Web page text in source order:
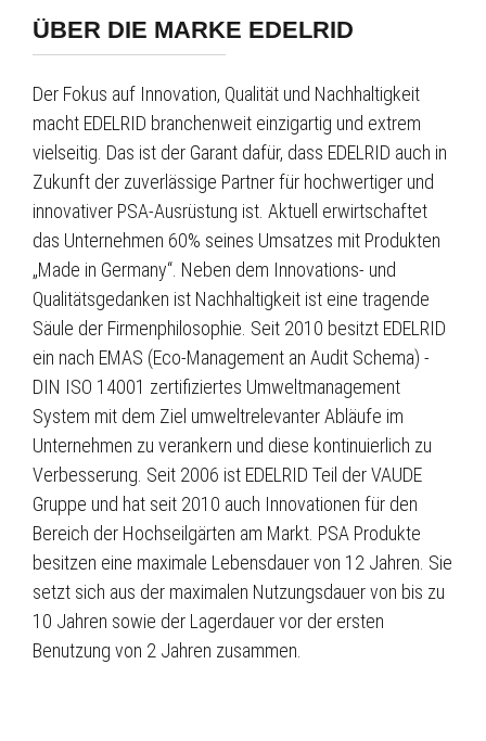
ÜBER DIE MARKE EDELRID
Der Fokus auf Innovation, Qualität und Nachhaltigkeit
macht EDELRID branchenweit einzigartig und extrem
vielseitig. Das ist der Garant dafür, dass EDELRID auch in
Zukunft der zuverlässige Partner für hochwertiger und
innovativer PSA-Ausrüstung ist. Aktuell erwirtschaftet
das Unternehmen 60% seines Umsatzes mit Produkten
„Made in Germany“. Neben dem Innovations- und
Qualitätsgedanken ist Nachhaltigkeit ist eine tragende
Säule der Firmenphilosophie. Seit 2010 besitzt EDELRID
ein nach EMAS (Eco-Management an Audit Schema) -
DIN ISO 14001 zertifiziertes Umweltmanagement
System mit dem Ziel umweltrelevanter Abläufe im
Unternehmen zu verankern und diese kontinuierlich zu
Verbesserung. Seit 2006 ist EDELRID Teil der VAUDE
Gruppe und hat seit 2010 auch Innovationen für den
Bereich der Hochseilgärten am Markt. PSA Produkte
besitzen eine maximale Lebensdauer von 12 Jahren. Sie
setzt sich aus der maximalen Nutzungsdauer von bis zu
10 Jahren sowie der Lagerdauer vor der ersten
Benutzung von 2 Jahren zusammen.